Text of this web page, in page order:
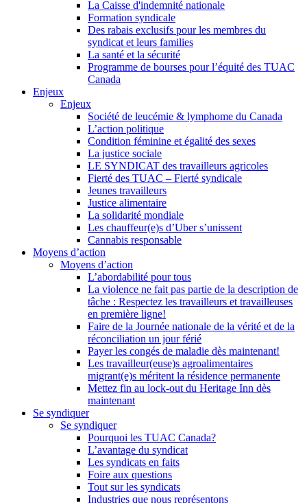
La Caisse d'indemnité nationale
Formation syndicale
Des rabais exclusifs pour les membres du
syndicat et leurs families
La santé et la sécurité
Programme de bourses pour l’équité des TUAC
Canada
Enjeux
Enjeux
Société de leucémie & lymphome du Canada
L’action politique
Condition féminine et égalité des sexes
La justice sociale
LE SYNDICAT des travailleurs agricoles
Fierté des TUAC – Fierté syndicale
Jeunes travailleurs
Justice alimentaire
La solidarité mondiale
Les chauffeur(e)s d’Uber s’unissent
Cannabis responsable
Moyens d’action
Moyens d’action
L’abordabilité pour tous
La violence ne fait pas partie de la description de
tâche : Respectez les travailleurs et travailleuses
en première ligne!
Faire de la Journée nationale de la vérité et de la
réconciliation un jour férié
Payer les congés de maladie dès maintenant!
Les travailleur(euse)s agroalimentaires
migrant(e)s méritent la résidence permanente
Mettez fin au lock-out du Heritage Inn dès
maintenant
Se syndiquer
Se syndiquer
Pourquoi les TUAC Canada?
L’avantage du syndicat
Les syndicats en faits
Foire aux questions
Tout sur les syndicats
Industries que nous représentons